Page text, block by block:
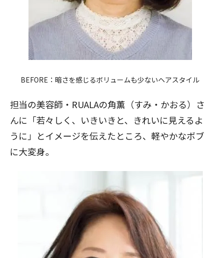
BEFORE：暗さを感じるボリュームも少ないヘアスタイル
担当の美容師・RUALAの角薫（すみ・かおる）さ
んに「若々しく、いきいきと、きれいに見えるよ
うに」とイメージを伝えたところ、軽やかなボブ
に大変身。